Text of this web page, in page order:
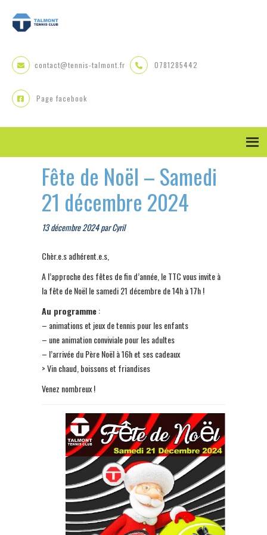
primary
main
primary
contact@tennis-talmont.fr 0781285442
Page facebook
Fête de Noël – Samedi
21 décembre 2024
13 décembre 2024parCyril
Chèr.e.s adhérent.e.s,
A l’approche des fêtes de fin d’année, le TTC vous invite à
la fête de Noël le samedi 21 décembre de 14h à 17h !
Au programme:
– animations et jeux de tennis pour les enfants
– une animation conviviale pour les adultes
– l’arrivée du Père Noël à 16h et ses cadeaux
> Vin chaud, boissons et friandises
Venez nombreux !